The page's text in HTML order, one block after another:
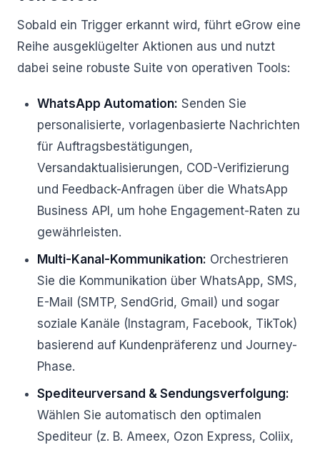
Sobald ein Trigger erkannt wird, führt eGrow eine
Reihe ausgeklügelter Aktionen aus und nutzt
dabei seine robuste Suite von operativen Tools:
WhatsApp Automation: Senden Sie
personalisierte, vorlagenbasierte Nachrichten
für Auftragsbestätigungen,
Versandaktualisierungen, COD-Verifizierung
und Feedback-Anfragen über die WhatsApp
Business API, um hohe Engagement-Raten zu
gewährleisten.
Multi-Kanal-Kommunikation: Orchestrieren
Sie die Kommunikation über WhatsApp, SMS,
E-Mail (SMTP, SendGrid, Gmail) und sogar
soziale Kanäle (Instagram, Facebook, TikTok)
basierend auf Kundenpräferenz und Journey-
Phase.
Spediteurversand & Sendungsverfolgung:
Wählen Sie automatisch den optimalen
Spediteur (z. B. Ameex, Ozon Express, Coliix,